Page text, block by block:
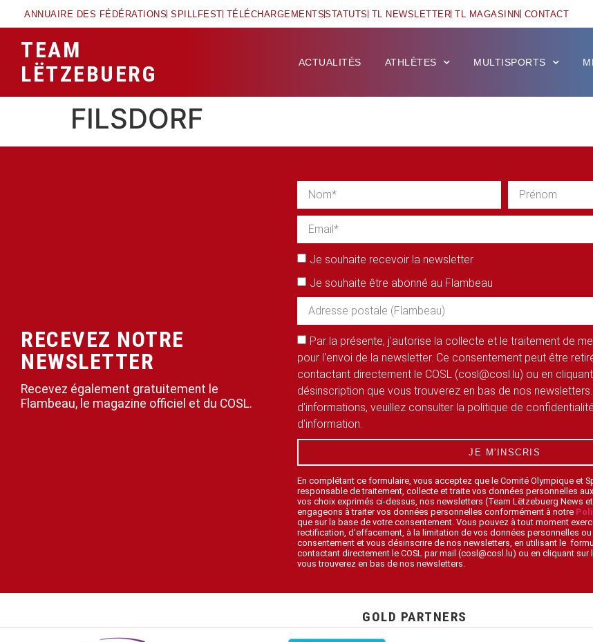
ANNUAIRE DES FÉDÉRATIONS SPILLFEST TÉLÉCHARGEMENTSSTATUTS TL NEWSLETTER TL MAGASINN CONTACT
TEAM
LËTZEBUERG
ACTUALITÉS ATHLÈTES MULTISPORTS
FILSDORF
RECEVEZ NOTRE
NEWSLETTER
Recevez également gratuitement le
Flambeau, le magazine officiel et du COSL.
Je souhaite recevoir la newsletter
Je souhaite être abonné au Flambeau
Par la présente, j'autorise la collecte et le traitement de
pour l'envoi de la newsletter. Ce consentement peut être
contactant directement le COSL (cosl@cosl.lu) ou en
désinscription que vous trouverez en bas de nos
d'informations, veuillez consulter la politique de
d'information.
JE M'INSCRIS
En complétant ce formulaire, vous acceptez que le Comité Olympique et
responsable de traitement, collecte et traite vos données personnelles
vos choix exprimés ci-dessus, nos newsletters (Team Lëtzebuerg News
engageons à traiter vos données personnelles conformément à notre
que sur la base de votre consentement. Vous pouvez à tout moment
rectification, d’effacement, à la limitation de vos données personnelles ou
consentement et vous désinscrire de nos newsletters, en utilisant le
contactant directement le COSL par mail (cosl@cosl.lu) ou en cliquant
vous trouverez en bas de nos newsletters.
GOLD PARTNERS